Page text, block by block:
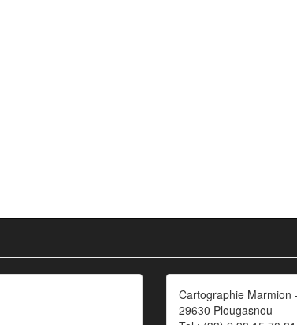
Cartographie Marmion
29630 Plougasnou